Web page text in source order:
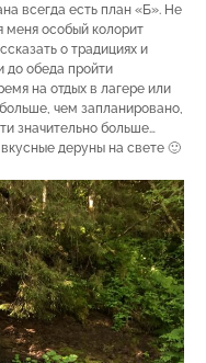
всегда есть план «Б». Не
особый колорит
о традициях и
до обеда пройти
на отдых в лагере или
чем запланировано,
значительно больше…
деруны на свете 🙂